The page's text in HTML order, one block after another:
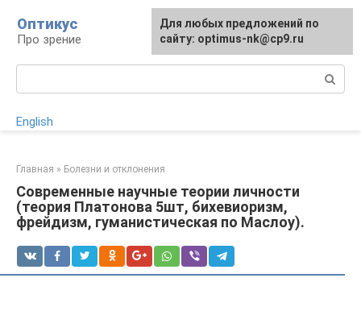
контенту
Оптикус
Про зрение
English
Главная » Болезни и отклонения
Современные научные теории личности
(теория Платонова 5шт, бихевиоризм,
фрейдизм, гуманистическая по Маслоу).
Для любых предложений по
сайту: optimus-nk@cp9.ru